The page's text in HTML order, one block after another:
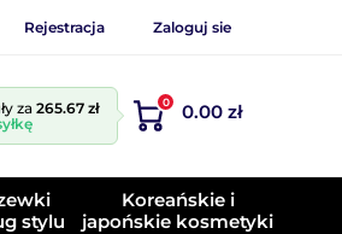
Rejestracja Zaloguj sie
za265.67 zł
0 0.00 zł
stylu
Koreańskie i
japońskie kosmetyki